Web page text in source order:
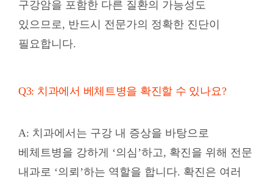
구강암을 포함한 다른 질환의 가능성도
있으므로, 반드시 전문가의 정확한 진단이
필요합니다.
Q3: 치과에서 베체트병을 확진할 수 있나요?
A: 치과에서는 구강 내 증상을 바탕으로
베체트병을 강하게 ‘의심’하고, 확진을 위해 전문
내과로 ‘의뢰’하는 역할을 합니다. 확진은 여러